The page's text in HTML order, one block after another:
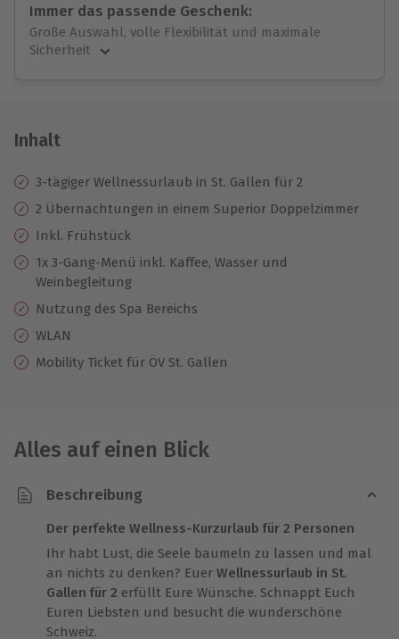
Immer das passende Geschenk:
Große Auswahl, volle Flexibilität und maximale
Sicherheit
Jeder Gutschein für alle Erlebnisse einlösbar.
10 Jahre gültig & verlängerbar.
Inhalt
3-tägiger Wellnessurlaub in St. Gallen für 2
2 Übernachtungen in einem Superior Doppelzimmer
Inkl. Frühstück
1x 3-Gang-Menü inkl. Kaffee, Wasser und
Weinbegleitung
Nutzung des Spa Bereichs
WLAN
Mobility Ticket für ÖV St. Gallen
Alles auf einen Blick
Beschreibung
Der perfekte Wellness-Kurzurlaub für 2 Personen
Ihr habt Lust, die Seele baumeln zu lassen und mal
an nichts zu denken? Euer Wellnessurlaub in St.
Gallen für 2 erfüllt Eure Wünsche. Schnappt Euch
Euren Liebsten und besucht die wunderschöne
Schweiz.